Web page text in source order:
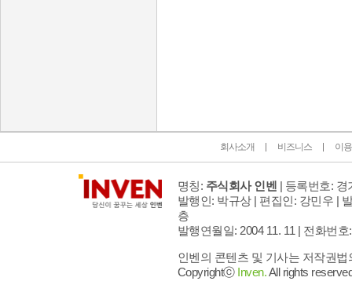
회사소개 비즈니스 이
명칭: 주식회사 인벤 | 등록번호: 경
발행인: 박규상 | 편집인: 강민우 |
층
발행연월일: 2004 11. 11 | 전화번호
인벤의 콘텐츠 및 기사는 저작권
Copyrightⓒ Inven.All rights